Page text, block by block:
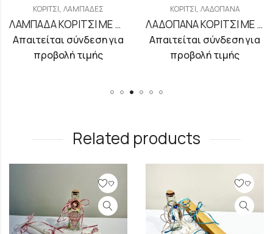
ΚΟΡΊΤΣΙ, ΛΑΜΠΆΔΕΣ
ΛΑΜΠΑΔΑ ΚΟΡΙΤΣΙ ΜΕ ΘΕΜΑ ΚΥΚΝΟ
Απαιτείται σύνδεση για
προβολή τιμής
ΚΟΡΊΤΣΙ, ΛΑΔΌΠΑΝΑ
ΛΑΔΟΠΑΝΑ ΚΟΡΙΤΣΙ ΜΕ ΤΡΙΑΝΤΑΦΥΛΛΑΚΙΑ
Απαιτείται σύνδεση για
προβολή τιμής
Related products